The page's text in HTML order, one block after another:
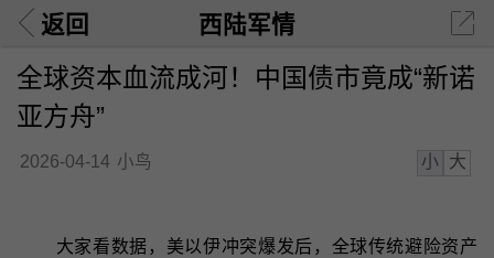
返回 西陆军情
全球资本血流成河！中国债市竟成“新诺
亚方舟”
2026-04-14 小鸟 小 大
大家看数据，美以伊冲突爆发后，全球传统避险资产